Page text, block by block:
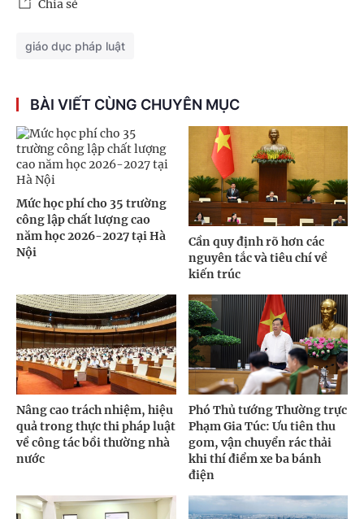
Chia sẻ
giáo dục pháp luật
BÀI VIẾT CÙNG CHUYÊN MỤC
Mức học phí cho 35 trường
công lập chất lượng cao
năm học 2026-2027 tại Hà
Nội
Cần quy định rõ hơn các
nguyên tắc và tiêu chí về
kiến trúc
Nâng cao trách nhiệm, hiệu
quả trong thực thi pháp luật
về công tác bồi thường nhà
nước
Phó Thủ tướng Thường trực
Phạm Gia Túc: Ưu tiên thu
gom, vận chuyển rác thải
khi thí điểm xe ba bánh
điện